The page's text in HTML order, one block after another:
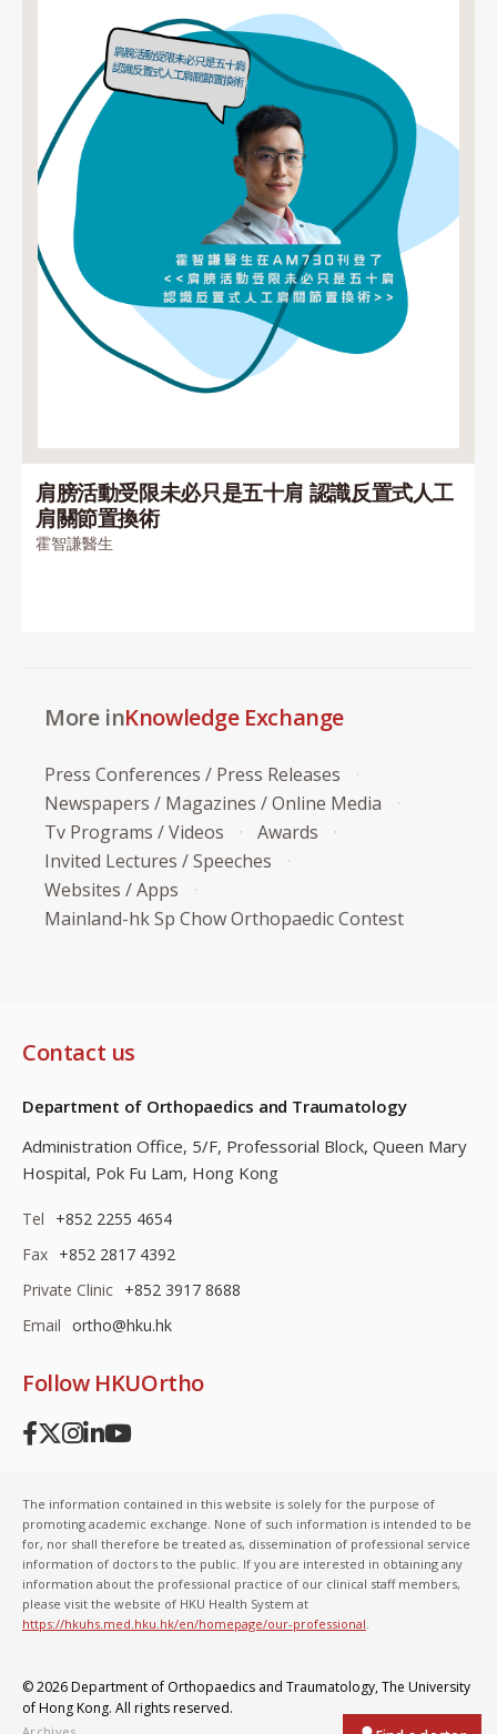
肩膀活動受限未必只是五十肩 認識反置式人工
肩關節置換術
霍智謙醫生
More inKnowledge Exchange
Press Conferences / Press Releases
Newspapers / Magazines / Online Media
Tv Programs / Videos
Awards
Invited Lectures / Speeches
Websites / Apps
Mainland-hk Sp Chow Orthopaedic Contest
Contact us
Department of Orthopaedics and Traumatology
Administration Office, 5/F, Professorial Block, Queen Mary
Hospital, Pok Fu Lam, Hong Kong
Tel
+852 2255 4654
Fax +852 2817 4392
Private Clinic +852 3917 8688
Email ortho@hku.hk
Follow HKUOrtho
The information contained in this website is solely for the purpose of
promoting academic exchange. None of such information is intended to be
for, nor shall therefore be treated as, dissemination of professional service
information of doctors to the public. If you are interested in obtaining any
information about the professional practice of our clinical staff members,
please visit the website of HKU Health System at
https://hkuhs.med.hku.hk/en/homepage/our-professional.
© 2026 Department of Orthopaedics and Traumatology,The University
of Hong Kong. All rights reserved.